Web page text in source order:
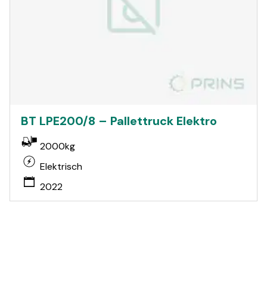
BT LPE200/8 – Pallettruck Elektro
2000kg
Elektrisch
2022